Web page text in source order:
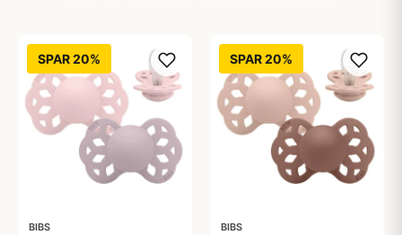
SPAR 20%
BIBS
SPAR 20%
BIBS